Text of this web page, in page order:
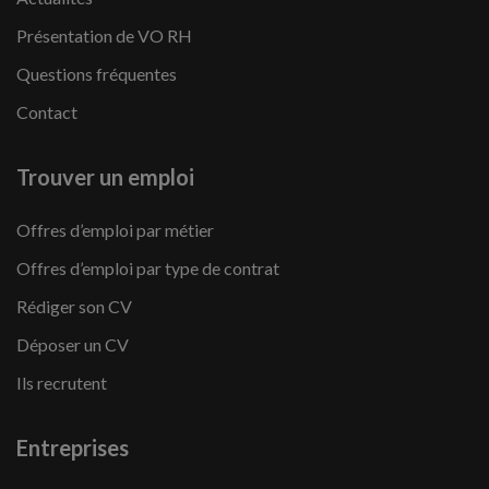
Présentation de VO RH
Questions fréquentes
Contact
Trouver un emploi
Offres d’emploi par métier
Offres d’emploi par type de contrat
Rédiger son CV
Déposer un CV
Ils recrutent
Entreprises